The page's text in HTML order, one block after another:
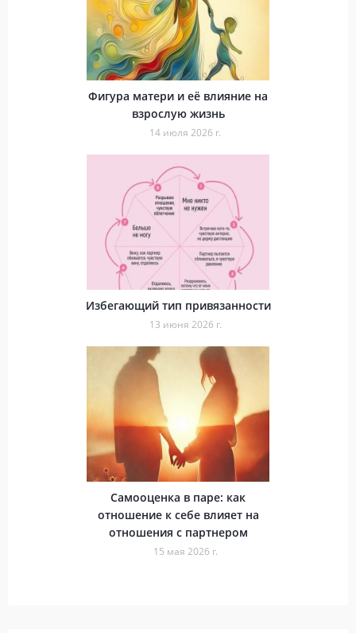
Фигура матери и её влияние на
взрослую жизнь
14 июля 2026 г.
Избегающий тип привязанности
13 июня 2026 г.
Самооценка в паре: как
отношение к себе влияет на
отношения с партнером
15 мая 2026 г.